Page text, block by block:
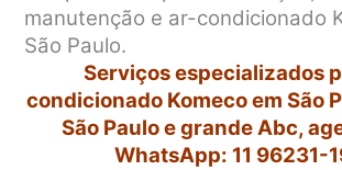
manutenção e ar-condicionado
São Paulo.
Serviços especializados
condicionado Komeco em São
São Paulo e grande Abc,
WhatsApp: 11 96231-